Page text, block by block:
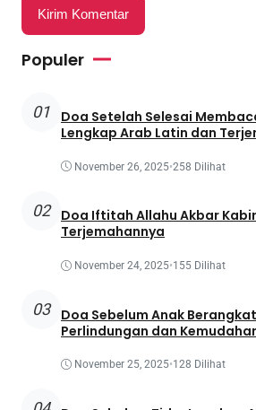
Populer
01
Doa Setelah Selesai
Lengkap Arab Latin dan
November 26, 2025•258 Dilihat
02
Doa Iftitah Allahu Akbar
Terjemahannya
November 24, 2025•155 Dilihat
03
Doa Sebelum Anak
Perlindungan dan
November 25, 2025•128 Dilihat